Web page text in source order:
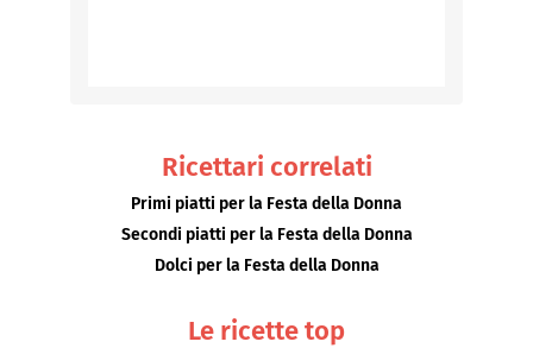
Ricettari correlati
Primi piatti per la Festa della Donna
Secondi piatti per la Festa della Donna
Dolci per la Festa della Donna
Le ricette top